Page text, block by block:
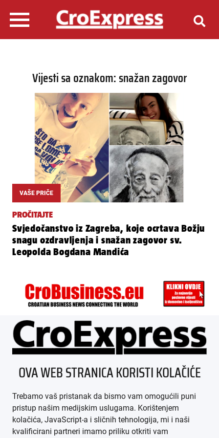
Vijesti sa oznakom: snažan zagovor
VAŠE PRIČE
PROČITAJTE
Svjedočanstvo iz Zagreba, koje ocrtava Božju
snagu ozdravljenja i snažan zagovor sv.
Leopolda Bogdana Mandića
ÜBER UNS
IMPRESSUM
AGB
DATENSCHUTZ
OVA WEB STRANICA KORISTI KOLAČIĆE
Trebamo vaš pristanak da bismo vam omogućili puni
pristup našim medijskim uslugama. Korištenjem
kolačića, JavaScript-a i sličnih tehnologija, mi i naši
kvalificirani partneri imamo priliku otkriti vam